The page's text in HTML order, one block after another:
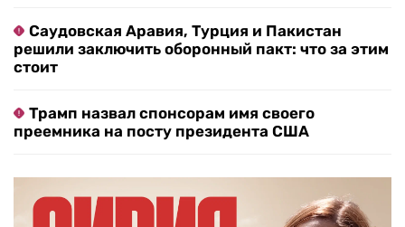
Саудовская Аравия, Турция и Пакистан
решили заключить оборонный пакт: что за этим
стоит
Трамп назвал спонсорам имя своего
преемника на посту президента США